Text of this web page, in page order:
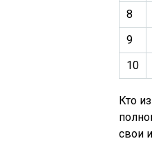
8
9
10
Кто
свои